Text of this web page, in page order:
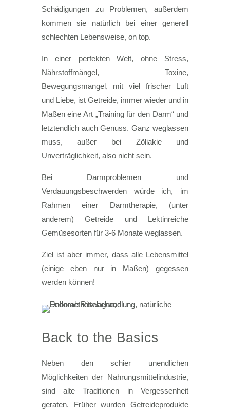
Schädigungen zu Problemen, außerdem
kommen sie natürlich bei einer generell
schlechten Lebensweise, on top.
In einer perfekten Welt, ohne Stress,
Nährstoffmängel, Toxine,
Bewegungsmangel, mit viel frischer Luft
und Liebe, ist Getreide, immer wieder und in
Maßen eine Art „Training für den Darm“ und
letztendlich auch Genuss. Ganz weglassen
muss, außer bei Zöliakie und
Unverträglichkeit, also nicht sein.
Bei Darmproblemen und
Verdauungsbeschwerden würde ich, im
Rahmen einer Darmtherapie, (unter
anderem) Getreide und Lektinreiche
Gemüsesorten für 3-6 Monate weglassen.
Ziel ist aber immer, dass alle Lebensmittel
(einige eben nur in Maßen) gegessen
werden können!
Back to the Basics
Neben den schier unendlichen
Möglichkeiten der Nahrungsmittelindustrie,
sind alte Traditionen in Vergessenheit
geraten. Früher wurden Getreideprodukte